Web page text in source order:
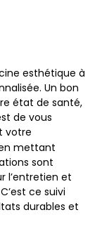
esthétique à
Un bon
état de santé,
de vous
votre
mettant
sont
l’entretien et
ce suivi
durables et